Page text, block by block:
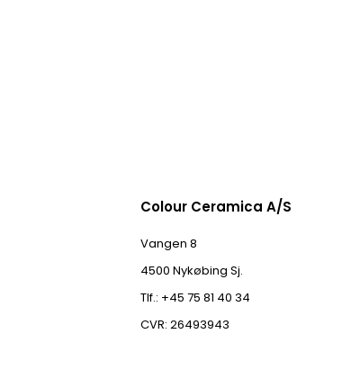
Colour Ceramica A/S
Vangen 8
4500 Nykøbing Sj.
Tlf.: +45 75 81 40 34
CVR: 26493943